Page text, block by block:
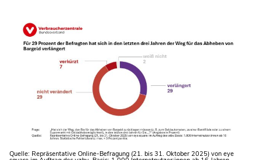
Quelle: Repräsentative Online-Befragung (21. bis 31. Oktober 2025) von eye
Quelle: Repräsentative Online-Befragung (21. bis 31. Oktober 2025) von eye
Quelle: Repräsentative Online-Befragung (21. bis 31. Oktober 2025) von eye